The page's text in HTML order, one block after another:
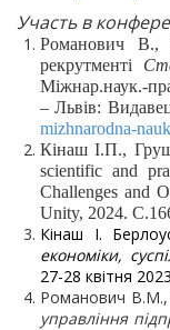
Участь в
Романович В.,
рекрутменті
Міжнар.наук.-
– Львів:
mizhnarodna-
Кінаш І.П.,
scientific and
Challenges and
Unity, 2024.
Кінаш І.
економіки,
27-28 квітня
Романович В.М.,
управління